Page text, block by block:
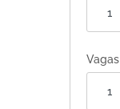
1
Vagas
1